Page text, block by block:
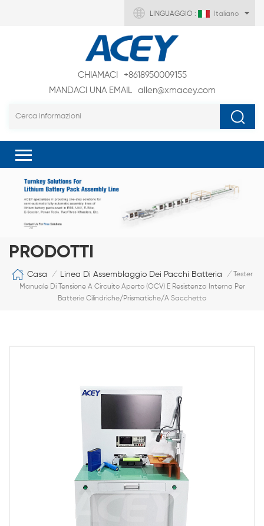
LINGUAGGIO : Italiano
CHIAMACI
+8618950009155
MANDACI UNA EMAIL
allen@xmacey.com
PRODOTTI
Casa / Linea Di Assemblaggio Dei Pacchi Batteria /
Tester
Manuale Di Tensione A Circuito Aperto (OCV) E Resistenza Interna Per
Batterie Cilindriche/prismatiche/a Sacchetto